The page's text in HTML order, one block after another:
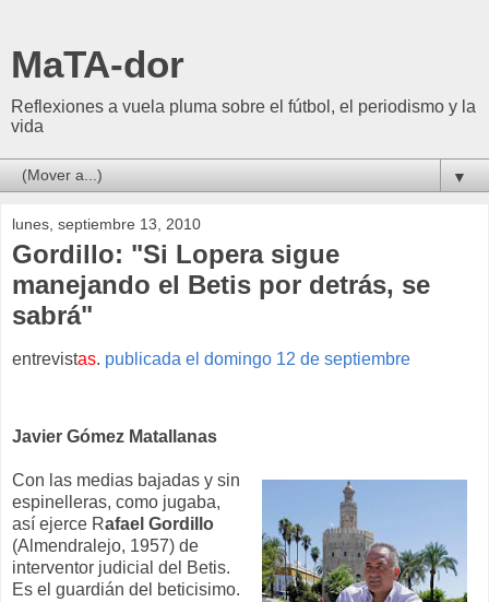
MaTA-dor
Reflexiones a vuela pluma sobre el fútbol, el periodismo y la
vida
▼
lunes, septiembre 13, 2010
Gordillo: "Si Lopera sigue
manejando el Betis por detrás, se
sabrá"
entrevistas. publicada el domingo 12 de septiembre
Javier Gómez Matallanas
Con las medias bajadas y sin
espinelleras, como jugaba,
así ejerce Rafael Gordillo
(Almendralejo, 1957) de
interventor judicial del Betis.
Es el guardián del beticisimo.